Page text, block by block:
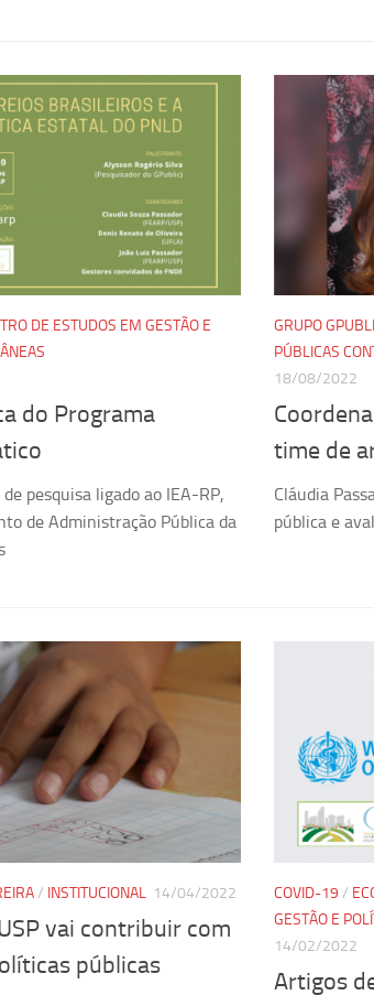
DE ESTUDOS EM GESTÃO E
do Programa
pesquisa ligado ao IEA-RP,
de Administração Pública da
GRUPO
PÚBLICAS
18/08/2022
time de
Cláudia
pública e
/ INSTITUCIONAL 14/04/2022
vai contribuir com
públicas
COVID-19 /
GESTÃO E
14/02/2022
Artigos